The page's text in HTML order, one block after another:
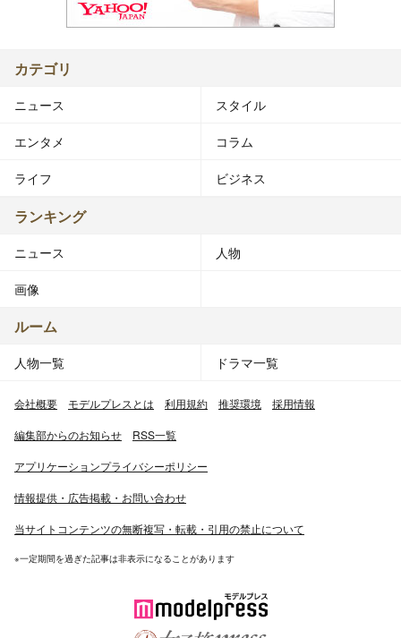
カテゴリ
ニュース スタイル
エンタメ コラム
ライフ ビジネス
ランキング
ニュース 人物
画像
ルーム
人物一覧 ドラマ一覧
会社概要 モデルプレスとは 利用規約 推奨環境 採用情報
編集部からのお知らせ RSS一覧
アプリケーションプライバシーポリシー
情報提供・広告掲載・お問い合わせ
当サイトコンテンツの無断複写・転載・引用の禁止について
※一定期間を過ぎた記事は非表示になることがあります